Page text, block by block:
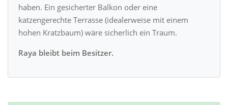
haben. Ein gesicherter Balkon oder eine
katzengerechte Terrasse (idealerweise mit einem
hohen Kratzbaum) wäre sicherlich ein Traum.
Raya bleibt beim Besitzer.